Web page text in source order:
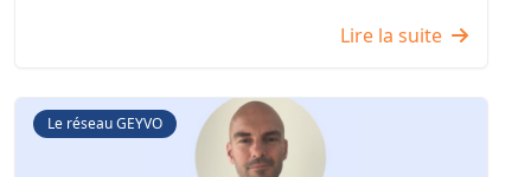
Lire la suite
Le réseau GEYVO